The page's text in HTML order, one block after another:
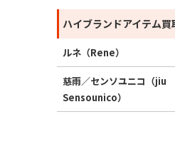
ハイブランドアイテム買
ルネ（Rene）
慈雨／センソユニコ（jiu
Sensounico）